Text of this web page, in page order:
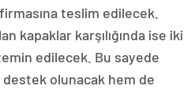
teslim edilecek.
kapaklar karşılığında ise iki
edilecek. Bu sayede
olunacak hem de